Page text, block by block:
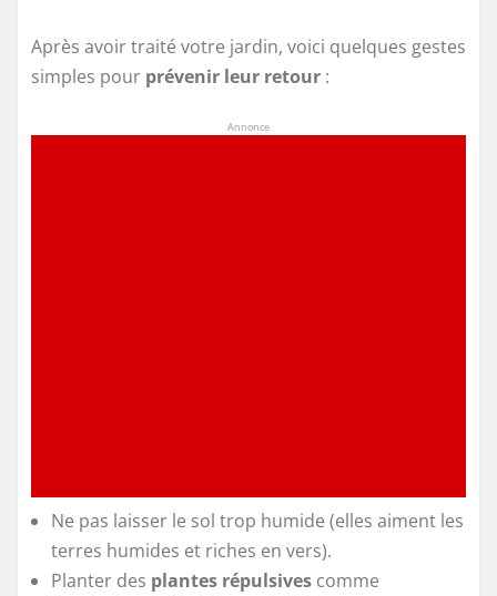
Après avoir traité votre jardin, voici quelques gestes
simples pour prévenir leur retour :
Annonce
Ne pas laisser le sol trop humide (elles aiment les
terres humides et riches en vers).
Planter des plantes répulsives comme